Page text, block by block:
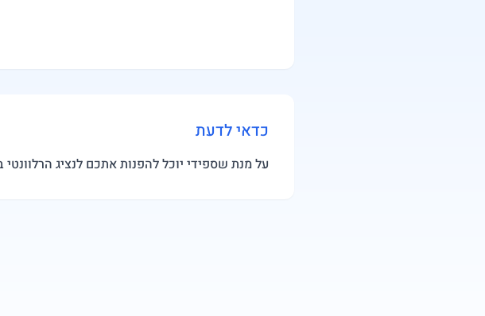
כדאי לדעת
על מנת שספידי יוכל להפנות אתכם לנציג